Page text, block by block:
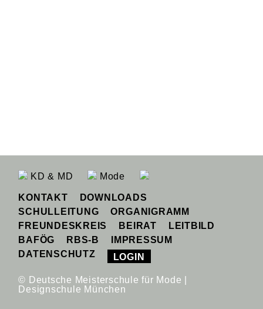
KD & MD Mode
KONTAKT
DOWNLOADS
SCHULLEITUNG
ORGANIGRAMM
FREUNDESKREIS
BEIRAT
LEITBILD
BAFÖG
RBS-B
IMPRESSUM
DATENSCHUTZ
LOGIN
© Deutsche Meisterschule für Mode |
Designschule München